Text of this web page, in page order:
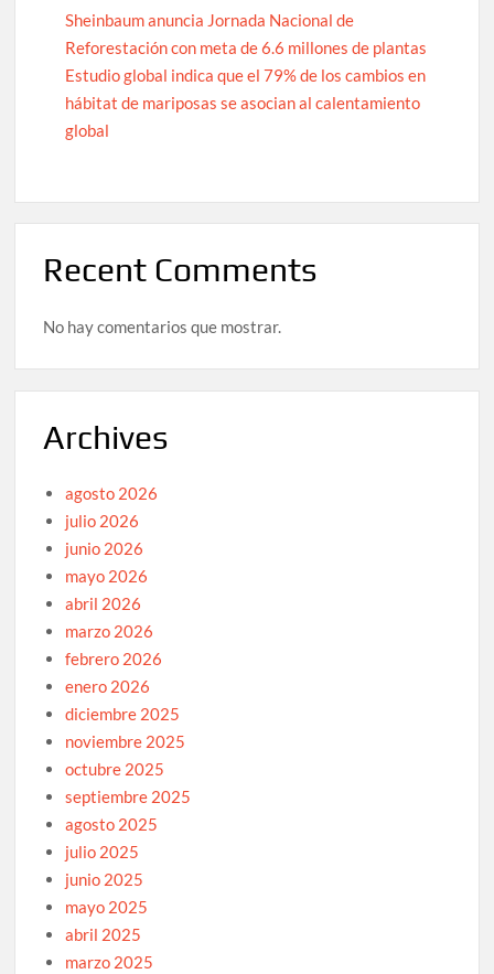
Sheinbaum anuncia Jornada Nacional de
Reforestación con meta de 6.6 millones de plantas
Estudio global indica que el 79% de los cambios en
hábitat de mariposas se asocian al calentamiento
global
Recent Comments
No hay comentarios que mostrar.
Archives
agosto 2026
julio 2026
junio 2026
mayo 2026
abril 2026
marzo 2026
febrero 2026
enero 2026
diciembre 2025
noviembre 2025
octubre 2025
septiembre 2025
agosto 2025
julio 2025
junio 2025
mayo 2025
abril 2025
marzo 2025